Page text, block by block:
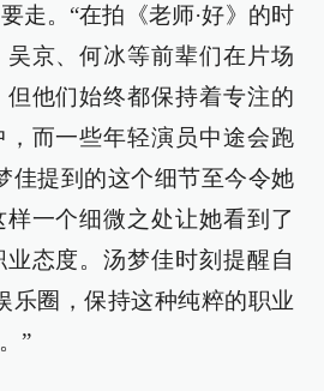
走。“在拍《老师·好》的时
京、何冰等前辈们在片场
他们始终都保持着专注的
而一些年轻演员中途会跑
佳提到的这个细节至今令她
一个细微之处让她看到了
态度。汤梦佳时刻提醒自
乐圈，保持这种纯粹的职业
”